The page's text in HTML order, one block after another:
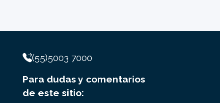
(55)5003 7000
Para dudas y comentarios
de este sitio: